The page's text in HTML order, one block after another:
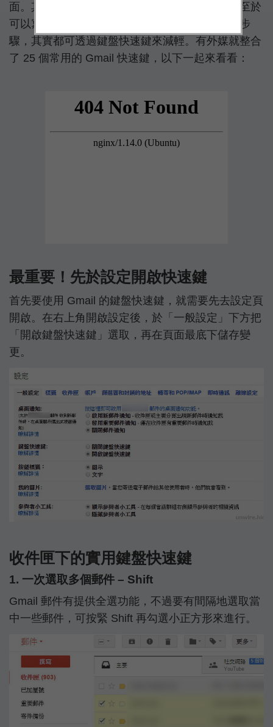
面。其實在使用電子郵件服務時，一般使用者不至於
可以寫程式讓工作自動化，但很多重覆的工序及步
驟，其實都可透過鍵盤快速鍵來減輕。有外媒就整合
了 25 個常用的 Gmail 快速鍵，以下一起來看看：
最重要！先於設定開啟快速鍵
首先要使用 Gmail 的鍵盤快速鍵，就需要先去設定頁
開啟。在右上角開啟設定後，於「一般設定」下方把
「開啟鍵盤快速鍵」選取，再在頁面最底下儲存變
更。
收件匣下的實用鍵盤快速鍵
1. 一次選取多個郵件 – Shift
Gmail 郵件有提供全選功能，不過要有間隔地選取當
中一些郵件，可按緊 Shift 再勾選小正方形來進行。